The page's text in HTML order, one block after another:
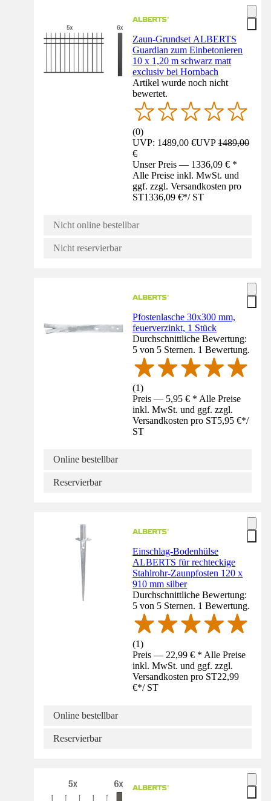
Zaun-Grundset ALBERTS
Guardian zum Einbetonieren
10 x 1,20 m schwarz matt
exclusiv bei Hornbach
Artikel wurde noch nicht
bewertet.
(0)
UVP: 1489,00 €UVP1489,00
€
Unser Preis — 1336,09 € *
Alle Preise inkl. MwSt. und
ggf. zzgl. Versandkosten pro
ST1336,09 €*/ ST
Nicht online bestellbar
Nicht reservierbar
Pfostenlasche 30x300 mm,
feuerverzinkt, 1 Stück
Durchschnittliche Bewertung:
5 von 5 Sternen. 1 Bewertung.
(1)
Preis — 5,95 € * Alle Preise
inkl. MwSt. und ggf. zzgl.
Versandkosten pro ST5,95 €*/
ST
Online bestellbar
Reservierbar
Einschlag-Bodenhülse
ALBERTS für rechteckige
Stahlrohr-Zaunpfosten 120 x
910 mm silber
Durchschnittliche Bewertung:
5 von 5 Sternen. 1 Bewertung.
(1)
Preis — 22,99 € * Alle Preise
inkl. MwSt. und ggf. zzgl.
Versandkosten pro ST22,99
€*/ ST
Online bestellbar
Reservierbar